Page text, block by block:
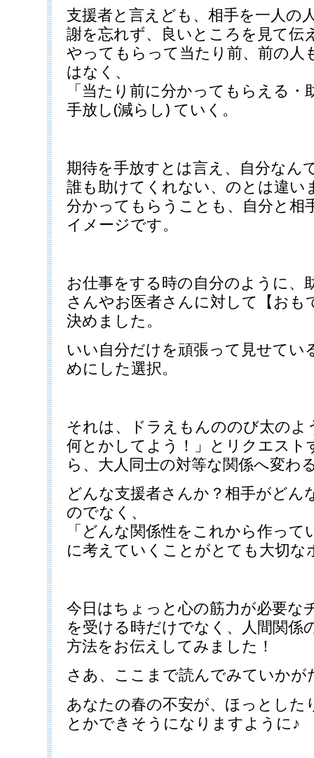
支援者と言えども、相手を一人の
謝を忘れず、良いところを見て伝
やってもらって当たり前、前の人
はなく、
「当たり前に分かってもらえる
手放し(減らし) ていく。
期待を手放すとは言え、自分なん
誰も助けてくれない、のとは違い
分かってもらうことも、自分と相
イメージです。
お仕事をする時の自分のように、
さんやお医者さんに対して【お
決めました。
いい自分だけを頑張って見せてい
めにした選択。
それは、ドラえもんののび太の
何とかしてよう！」とリクエスト
ら、大人同士の対等な関係へ変わ
どんな支援者さんか？相手がどん
のでなく、
「どんな関係性をこれから作っ
に考えていくことがとても大切な
今日はちょっと心の筋力が必要な
を受ける時だけでなく、人間関係
方法をお伝えしてみました！
さあ、ここまで読んでみていか
あなたの春の不安が、ほっとした
とかできそうになりますように♪